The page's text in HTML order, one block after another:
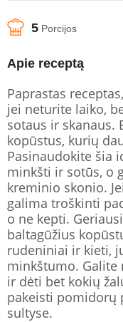
5 Porcijos
Apie receptą
Paprastas
jei neturite laiko,
sotaus ir skanaus.
kopūstus, kurių
Pasinaudokite šia
minkšti ir sotūs, o
kreminio skonio.
galima troškinti
o ne kepti.
baltagūžius
rudeniniai ir kieti,
minkštumo. Galite
ir dėti bet kokių
pakeisti pomidorų
sultyse.